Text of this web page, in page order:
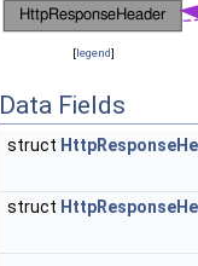
[legend]
Data Fields
struct
struct